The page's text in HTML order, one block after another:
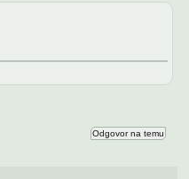
Odgovor na temu